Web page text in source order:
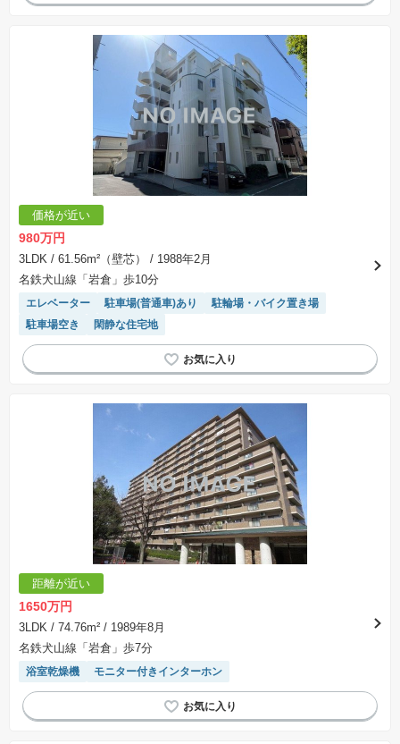
価格が近い
980万円
3LDK / 61.56m²（壁芯）
/ 1988年2月
名鉄犬山線「岩倉」歩10分
エレベーター 駐車場(普通車)あり
駐輪場・バイク置き場
駐車場空き
閑静な住宅地
距離が近い
1650万円
3LDK / 74.76m² / 1989年8月
名鉄犬山線「岩倉」歩7分
浴室乾燥機 モニター付きインターホン